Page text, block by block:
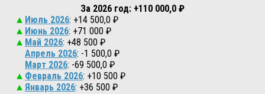
За 2026 год: +110 000,0 ₽
Июль 2026: +14 500,0 ₽
Июнь 2026: +71 000 ₽
Май 2026: +48 500 ₽
Апрель 2026: -1 500,0 ₽
Март 2026: -69 500,0 ₽
Февраль 2026: +10 500 ₽
Январь 2026: +36 500 ₽